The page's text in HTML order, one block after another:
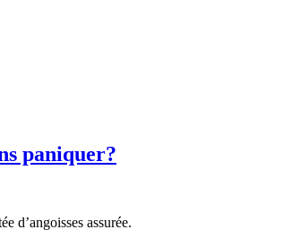
paniquer?
d’angoisses assurée.